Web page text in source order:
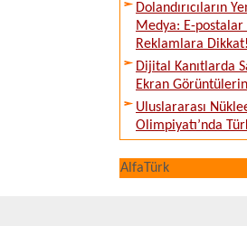
Dolandırıcıların
Medya: E-postalar
Reklamlara
Dijital Kanıtlarda
Ekran
Uluslararası
Olimpiyatı’nda
AlfaTürk